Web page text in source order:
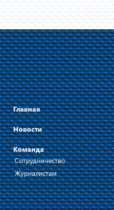
Главная
Новости
Команда
Сотрудничество
Журналистам